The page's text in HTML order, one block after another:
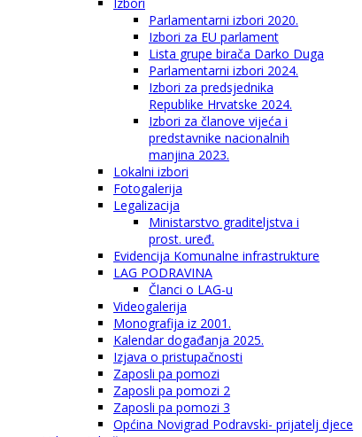
Parlamentarni izbori 2020.
Izbori za EU parlament
Lista grupe birača Darko Duga
Parlamentarni izbori 2024.
Izbori za predsjednika
Republike Hrvatske 2024.
Izbori za članove vijeća i
predstavnike nacionalnih
manjina 2023.
Lokalni izbori
Fotogalerija
Legalizacija
Ministarstvo graditeljstva i
prost. uređ.
Evidencija Komunalne infrastrukture
LAG PODRAVINA
Članci o LAG-u
Videogalerija
Monografija iz 2001.
Kalendar događanja 2025.
Izjava o pristupačnosti
Zaposli pa pomozi
Zaposli pa pomozi 2
Zaposli pa pomozi 3
Općina Novigrad Podravski- prijatelj djece